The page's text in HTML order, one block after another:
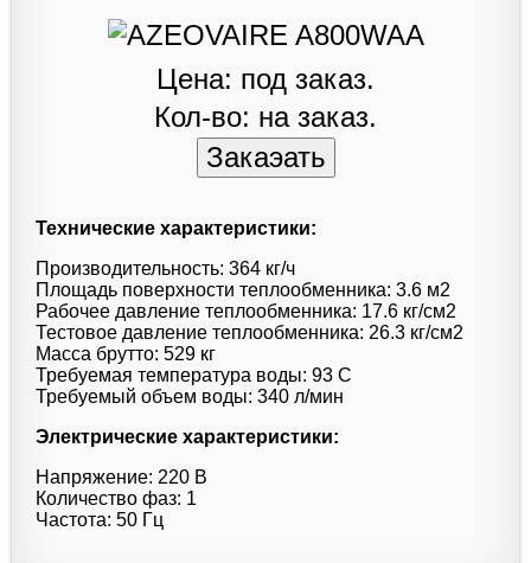
Цена: под заказ.
Кол-во: на заказ.
Технические характеристики:
Производительность: 364 кг/ч
Площадь поверхности теплообменника: 3.6 м2
Рабочее давление теплообменника: 17.6 кг/см2
Тестовое давление теплообменника: 26.3 кг/см2
Масса брутто: 529 кг
Требуемая температура воды: 93 C
Требуемый объем воды: 340 л/мин
Электрические характеристики:
Напряжение: 220 В
Количество фаз: 1
Частота: 50 Гц